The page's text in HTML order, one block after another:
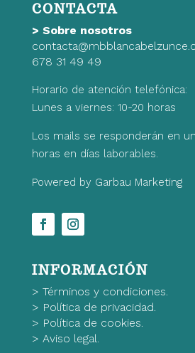
CONTACTA
> Sobre nosotros
678 31 49 49
Horario de atención telefónica:
Lunes a viernes: 10-20 horas
Los mails se responderán en
horas en días laborables.
Powered by Garbau Marketing
INFORMACIÓN
> Términos y condiciones.
> Política de privacidad.
> Política de cookies.
> Aviso legal.